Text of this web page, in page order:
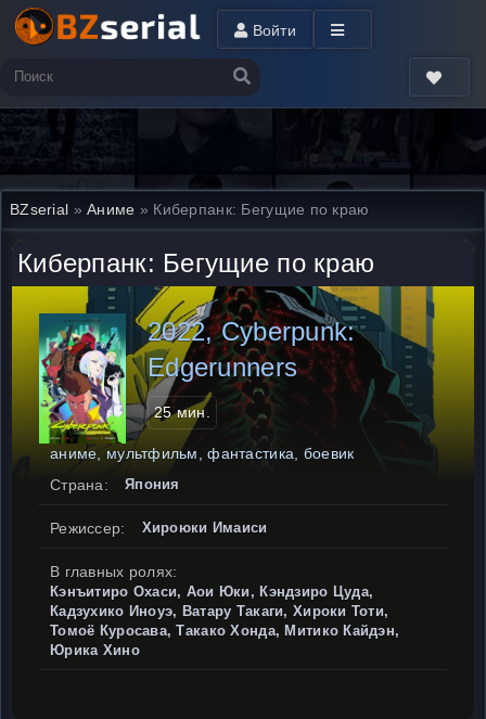
Войти
BZserial »Аниме » Киберпанк: Бегущие по краю
Киберпанк: Бегущие по краю
2022, Cyberpunk:
Edgerunners
25 мин.
аниме, мультфильм, фантастика, боевик
Страна:
Япония
Режиссер: Хироюки Имаиси
В главных ролях:
Кэнъитиро Охаси, Аои Юки, Кэндзиро Цуда,
Кадзухико Иноуэ, Ватару Такаги, Хироки Тоти,
Томоё Куросава, Такако Хонда, Митико Кайдэн,
Юрика Хино